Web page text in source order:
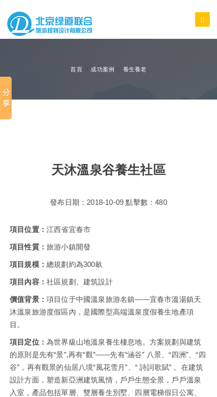
首頁> 成功案例 養生養老
天沐溫泉谷養生社區
發布日期：2018-10-09 點擊數：480
項目位置： 江西省宜春市
項目性質： 旅游小鎮開發
項目規模： 總規劃約為300畝
項目內容： 社區規劃、建筑設計
價值背景： 項目位于中國溫泉旅游名鎮——宜春市溫湯鎮天
沐溫泉旅游度假區內，是國際型高端溫泉度假養生地產項
目。
項目定位： 為世界級山地溫泉養生棲息地。方案規劃與建筑
的原則是先有“景”,再有“觀”——先有“涵谷” 八景、“四洲”、“四
谷”，再有觀景的仙居八境“風花雪月”、“ 詩詞歌賦” 。在建筑
設計方面，塑造新亞洲建筑風情，戶戶生態全景，戶戶溫泉
入室，產品包括單層、雙層養生別墅、四層電梯假日公寓、